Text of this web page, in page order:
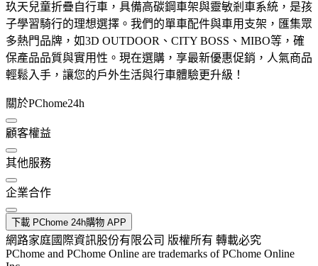
玖天兒童折疊自行車，具備高碳鋼車架與靈敏剎車系統，是孩
子學習騎行的理想選擇。我們的單車配件與車用支架，匯集眾
多熱門品牌，如3D OUTDOOR、CITY BOSS、MIBO等，確
保產品品質與實用性。現在選購，享最新優惠促銷，人氣商品
輕鬆入手，讓您的戶外生活與行車體驗更升級！
關於PChome24h
顧客權益
其他服務
企業合作
下載 PChome 24h購物 APP
網路家庭國際資訊股份有限公司 版權所有 轉載必究
PChome and PChome Online are trademarks of PChome Online